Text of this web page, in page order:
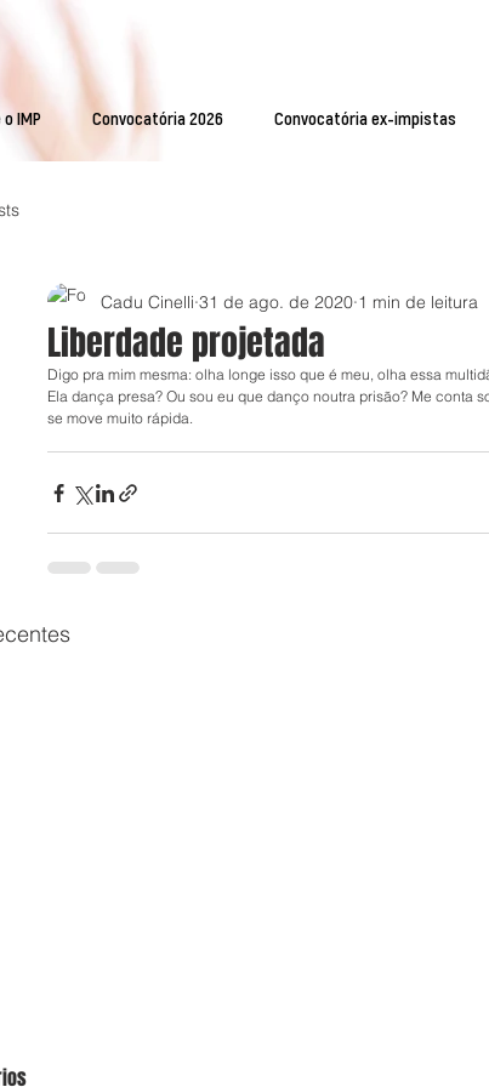
IMP Convocatória 2026 Convocatória ex-impistas
Liberdade projetada
Cadu Cinelli 31 de ago. de 2020 1 min de leitura
Digo pra mim mesma: olha longe isso que é meu, olha essa
Ela dança presa? Ou sou eu que danço noutra prisão? Me conta
se move muito rápida.